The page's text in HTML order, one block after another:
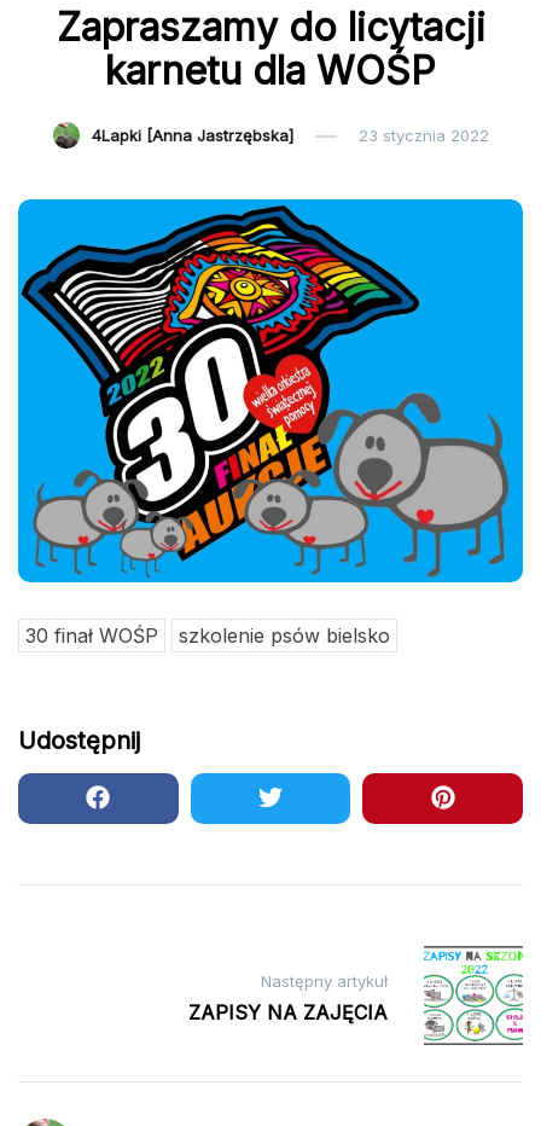
Zapraszamy do licytacji
karnetu dla WOŚP
4Lapki [Anna Jastrzębska] 23 stycznia 2022
30 finał WOŚP szkolenie psów bielsko
Udostępnij
Następny artykuł
ZAPISY NA ZAJĘCIA